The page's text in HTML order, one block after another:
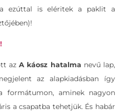
ezúttal is eléritek a paklit a
az A káosz hatalma nevű lap,
az alapkiadásban így
formátumon, aminek nagyon
a csapatba tehetjük. És habár